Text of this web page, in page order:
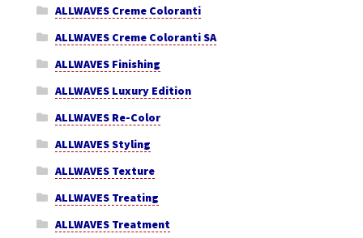
ALLWAVES Creme Coloranti
ALLWAVES Creme Coloranti SA
ALLWAVES Finishing
ALLWAVES Luxury Edition
ALLWAVES Re-Color
ALLWAVES Styling
ALLWAVES Texture
ALLWAVES Treating
ALLWAVES Treatment